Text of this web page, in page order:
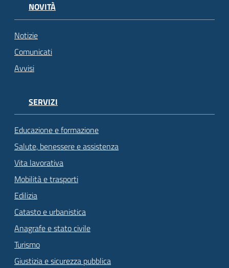
NOVITÀ
Notizie
Comunicati
Avvisi
SERVIZI
Educazione e formazione
Salute, benessere e assistenza
Vita lavorativa
Mobilità e trasporti
Edilizia
Catasto e urbanistica
Anagrafe e stato civile
Turismo
Giustizia e sicurezza pubblica